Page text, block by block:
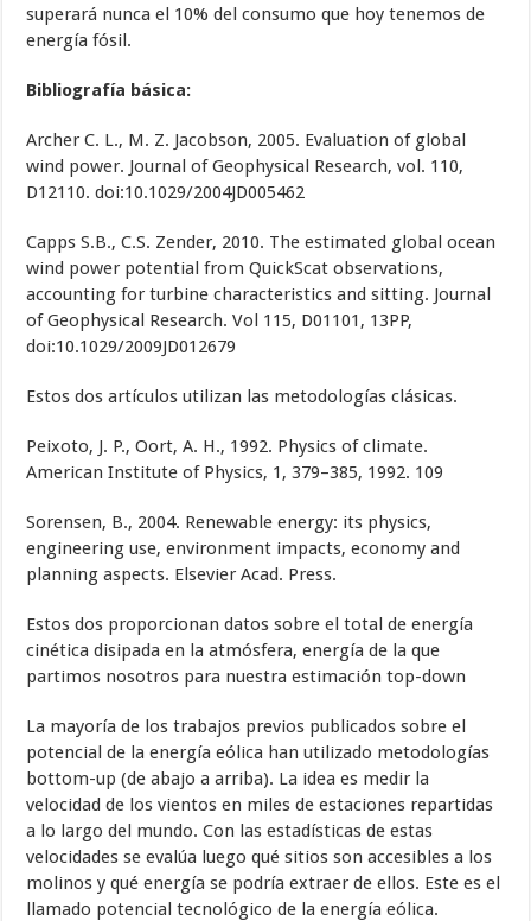
superará nunca el 10% del consumo que hoy tenemos de
energía fósil.
Bibliografía básica:
Archer C. L., M. Z. Jacobson, 2005. Evaluation of global
wind power. Journal of Geophysical Research, vol. 110,
D12110. doi:10.1029/2004JD005462
Capps S.B., C.S. Zender, 2010. The estimated global ocean
wind power potential from QuickScat observations,
accounting for turbine characteristics and sitting. Journal
of Geophysical Research. Vol 115, D01101, 13PP,
doi:10.1029/2009JD012679
Estos dos artículos utilizan las metodologías clásicas.
Peixoto, J. P., Oort, A. H., 1992. Physics of climate.
American Institute of Physics, 1, 379–385, 1992. 109
Sorensen, B., 2004. Renewable energy: its physics,
engineering use, environment impacts, economy and
planning aspects. Elsevier Acad. Press.
Estos dos proporcionan datos sobre el total de energía
cinética disipada en la atmósfera, energía de la que
partimos nosotros para nuestra estimación top-down
La mayoría de los trabajos previos publicados sobre el
potencial de la energía eólica han utilizado metodologías
bottom-up (de abajo a arriba). La idea es medir la
velocidad de los vientos en miles de estaciones repartidas
a lo largo del mundo. Con las estadísticas de estas
velocidades se evalúa luego qué sitios son accesibles a los
molinos y qué energía se podría extraer de ellos. Este es el
llamado potencial tecnológico de la energía eólica.